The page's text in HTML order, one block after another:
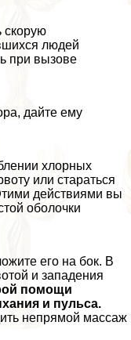
скорую
людей
при вызове
дайте ему
хлорных
или стараться
действиями вы
оболочки
его на бок. В
и западения
помощи
и пульса.
непрямой массаж